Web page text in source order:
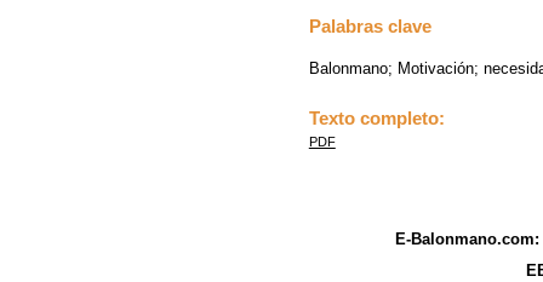
Palabras clave
Balonmano; Motivación;
Texto completo:
PDF
E-